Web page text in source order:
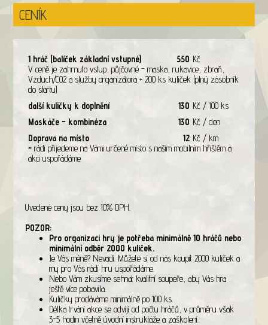
CENÍK
1 hráč (balíček základní vstupné) 550 Kč
V ceně je zahrnuto vstup, půjčovné - maska, rukavice, zbraň,
Vzduch/CO2 a služby organizátora + 200 ks kuliček (plný zásobník
do startu)
další kuličky k doplnění
130 Kč / 100 ks
Maskáče - kombinéza
130 Kč / den
Doprava na místo
12 Kč / km
= rádi přijedeme na Vámi určené místo s naším mobilním hřištěm a
akci uspořádáme
Uvedené ceny jsou bez 10% DPH.
POZOR:
Pro organizaci hry je potřeba minimálně 10 hráčů nebo
minimální odběr 2000 kuliček.
Je Vás méně? Nevadí. Můžete si od nás koupit 2000 kuliček a
my pro Vás rádi hru uspořádáme.
Nebo Vám zkusíme sehnat kvalitní soupeře, aby Vás hra
ještě více pobavila.
Kuličky prodáváme minimálně po 100 ks.
Délka trvání akce se odvíjí od počtu hráčů, v průměru však
3-5 hodin včetně úvodní instruktáže a zaškolení.